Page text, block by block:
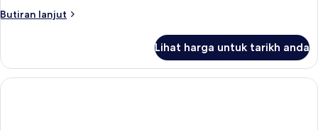
Ratu
Butiran lanjut
Butiran
Room,
Katil
Lihat harga untuk tarikh anda